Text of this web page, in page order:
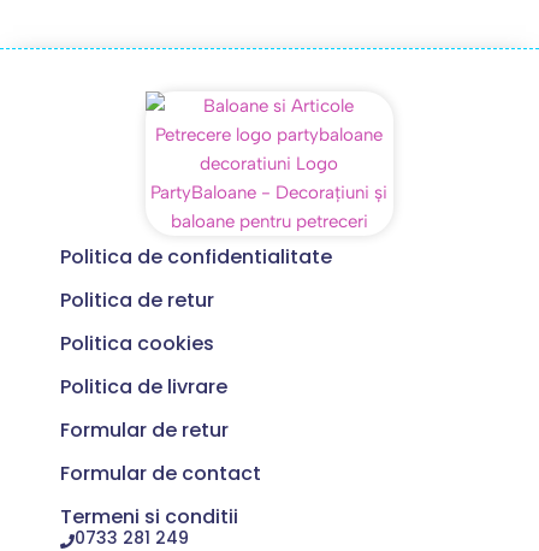
Politica de confidentialitate
Politica de retur
Politica cookies
Politica de livrare
Formular de retur
Formular de contact
Termeni si conditii
0733 281 249